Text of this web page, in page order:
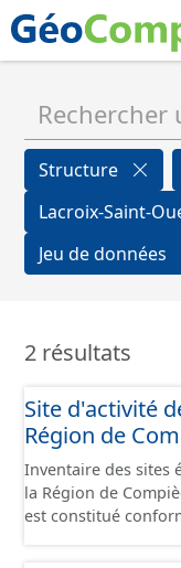
Structure
Lacroix-Saint-
Jeu de données
2 résultats
Site d'activité
Région de
Inventaire des sites
la Région de
est constitué